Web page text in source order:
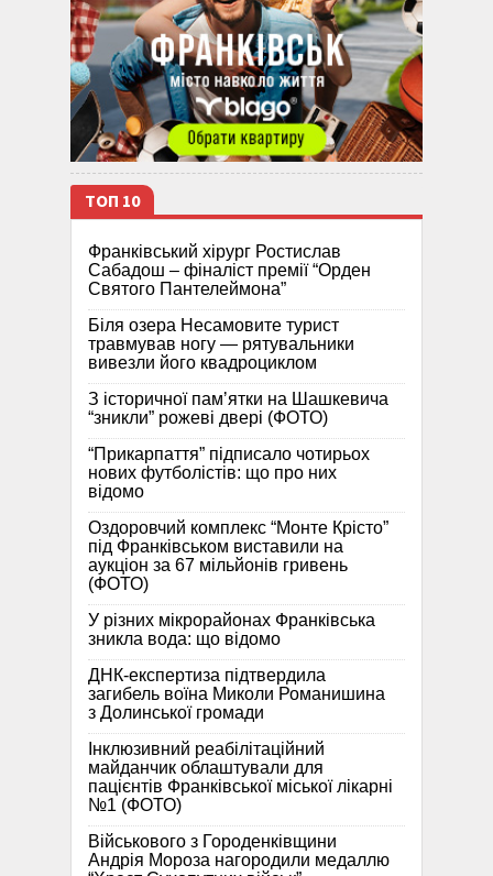
ТОП 10
Франківський хірург Ростислав
Сабадош – фіналіст премії “Орден
Святого Пантелеймона”
Біля озера Несамовите турист
травмував ногу — рятувальники
вивезли його квадроциклом
З історичної памʼятки на Шашкевича
“зникли” рожеві двері (ФОТО)
“Прикарпаття” підписало чотирьох
нових футболістів: що про них
відомо
Оздоровчий комплекс “Монте Крісто”
під Франківськом виставили на
аукціон за 67 мільйонів гривень
(ФОТО)
У різних мікрорайонах Франківська
зникла вода: що відомо
ДНК-експертиза підтвердила
загибель воїна Миколи Романишина
з Долинської громади
Інклюзивний реабілітаційний
майданчик облаштували для
пацієнтів Франківської міської лікарні
№1 (ФОТО)
Військового з Городенківщини
Андрія Мороза нагородили медаллю